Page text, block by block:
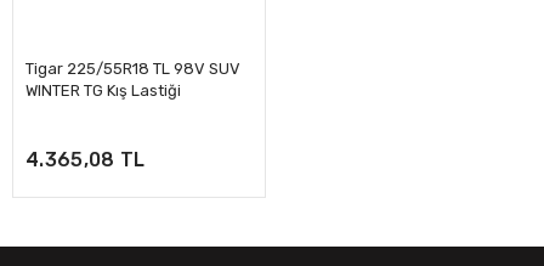
Tigar 225/55R18 TL 98V SUV
WINTER TG Kış Lastiği
4.365,08 TL